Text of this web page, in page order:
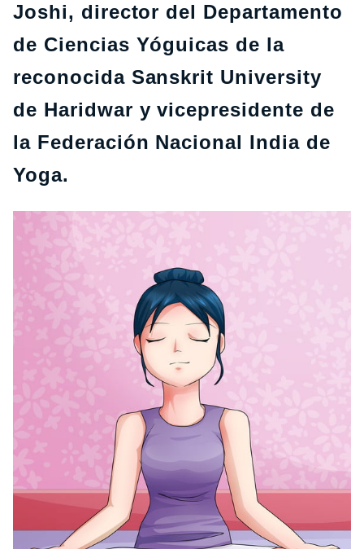
Joshi, director del Departamento
de Ciencias Yóguicas de la
reconocida Sanskrit University
de Haridwar y vicepresidente de
la Federación Nacional India de
Yoga.